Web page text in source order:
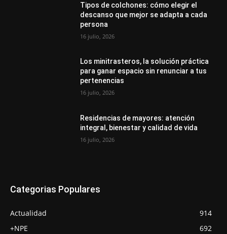
Tipos de colchones: cómo elegir el
descanso que mejor se adapta a cada
persona
16 julio, 2026
Los minitrasteros, la solución práctica
para ganar espacio sin renunciar a tus
pertenencias
16 julio, 2026
Residencias de mayores: atención
integral, bienestar y calidad de vida
16 julio, 2026
Categorias Populares
Actualidad
914
+NPE
692